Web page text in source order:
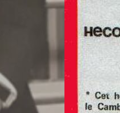
une grande partie de
Jean-Pax Méfret. En
nous reprenons
pour éditer les
œuvres de JPx.